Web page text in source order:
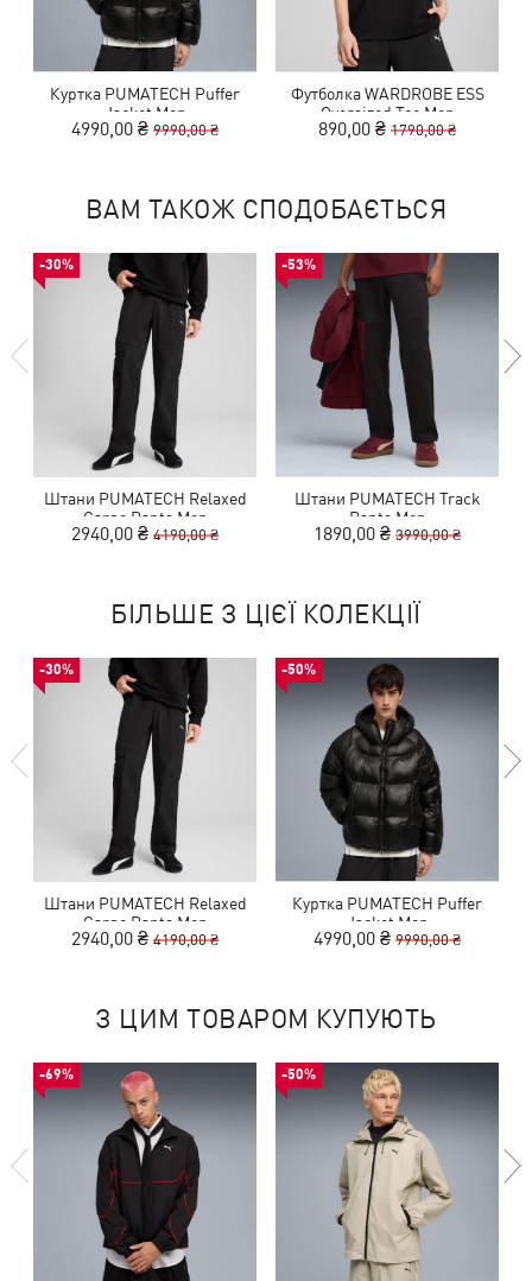
Куртка PUMATECH Puffer
Jacket Men
4990,00 ₴ 9990,00 ₴
Футболка WARDROBE ESS
Oversized Tee Men
890,00 ₴ 1790,00 ₴
ВАМ ТАКОЖ СПОДОБАЄТЬСЯ
-30%
Штани PUMATECH Relaxed
Cargo Pants Men
2940,00 ₴ 4190,00 ₴
-53%
Штани PUMATECH Track
Pants Men
1890,00 ₴ 3990,00 ₴
БІЛЬШЕ З ЦІЄЇ КОЛЕКЦІЇ
-30%
Штани PUMATECH Relaxed
Cargo Pants Men
2940,00 ₴ 4190,00 ₴
-50%
Куртка PUMATECH Puffer
Jacket Men
4990,00 ₴ 9990,00 ₴
З ЦИМ ТОВАРОМ КУПУЮТЬ
-69% -50%